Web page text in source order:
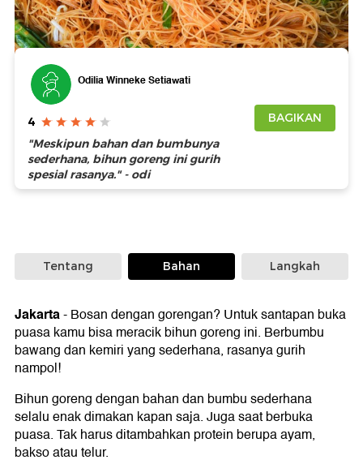
Foto: Getty Images
Odilia Winneke Setiawati
4
"Meskipun bahan dan bumbunya
sederhana, bihun goreng ini gurih
spesial rasanya." - odi
BAGIKAN
Tentang Bahan Langkah
Jakarta-Bosan dengan gorengan? Untuk santapan buka
puasa kamu bisa meracik bihun goreng ini. Berbumbu
bawang dan kemiri yang sederhana, rasanya gurih
nampol!
Bihun goreng dengan bahan dan bumbu sederhana
selalu enak dimakan kapan saja. Juga saat berbuka
puasa. Tak harus ditambahkan protein berupa ayam,
bakso atau telur.